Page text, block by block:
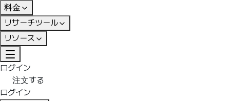
料金
リサーチツール
リソース
ログイン
注文する
ログイン